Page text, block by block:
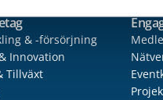
& -försörjning
Innovation
Tillväxt